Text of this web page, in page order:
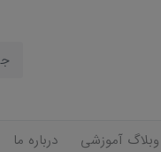
وبلاگ آموزشی درباره ما